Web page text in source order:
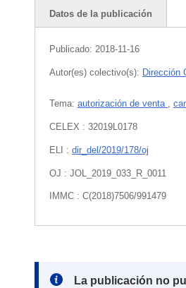
Datos de la publicación
Publicado: 2018-11-16
Autor(es) colectivo(s): Dirección
Tema: autorización de venta ,
CELEX : 32019L0178
ELI : dir_del/2019/178/oj
OJ : JOL_2019_033_R_0011
IMMC : C(2018)7506/991479
Note:
La publicación no